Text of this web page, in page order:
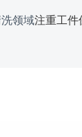
领域注重工件